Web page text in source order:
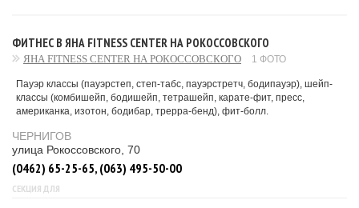
ФИТНЕС В ЯНА FITNESS CENTER НА РОКОССОВСКОГО
ЯНА FITNESS CENTER НА РОКОССОВСКОГО 1 ФОТО
Пауэр классы (пауэрстеп, степ-табс, пауэрстретч, бодипауэр), шейп-
классы (комбишейп, бодишейп, тетрашейп, карате-фит, пресс,
американка, изотон, бодибар, трерра-бенд), фит-болл.
ЧЕРНИГОВ
улица Рокоссовского, 70
(0462) 65-25-65, (063) 495-50-00
СЕКЦИЯ ДЛЯ